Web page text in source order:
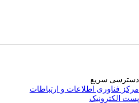
دسترسی سریع
مرکز فناوری اطلاعات و ارتباطات
پست الکترونیک